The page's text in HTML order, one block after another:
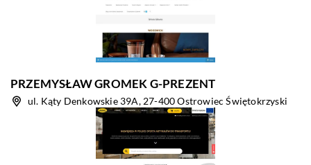
PRZEMYSŁAW GROMEK G-PREZENT
ul. Kąty Denkowskie 39A, 27-400 Ostrowiec Świętokrzyski